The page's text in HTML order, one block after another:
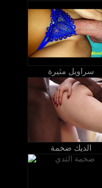
سراويل مثيرة
الديك ضخمة